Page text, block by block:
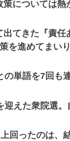
については熱
出てきた『責
を進めてまいり
単語を7回も
えた衆院選
回ったのは